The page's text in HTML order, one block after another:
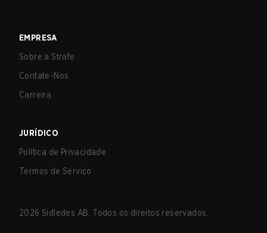
EMPRESA
Sobre a Strafe
Contate-Nos
Carreira
JURÍDICO
Política de Privacidade
Termos de Serviço
2026 Sidledes AB. Todos os direitos reservados.